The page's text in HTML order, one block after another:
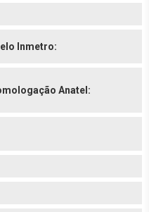
Inmetro:
Anatel: